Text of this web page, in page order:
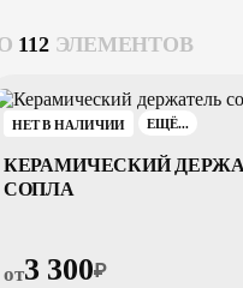
112ЭЛЕМЕНТОВ
НЕТ В НАЛИЧИИ ЕЩЁ...
КЕРАМИЧЕСКИЙ
СОПЛА
от3 300₽